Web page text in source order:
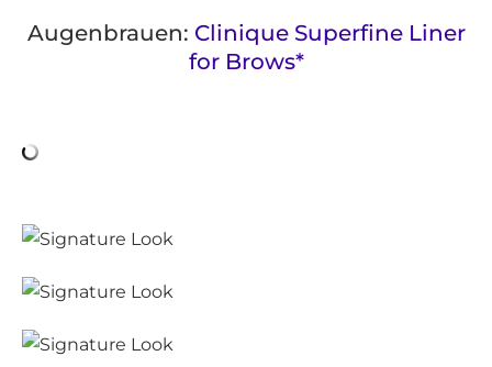
Augenbrauen: Clinique Superfine Liner
for Brows*